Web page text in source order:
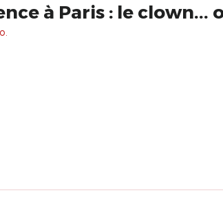
à Paris : le clown...